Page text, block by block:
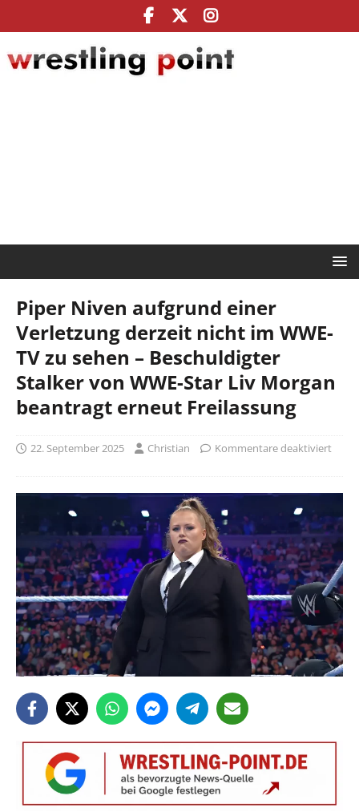
Piper Niven aufgrund einer
Verletzung derzeit nicht im WWE-
TV zu sehen – Beschuldigter
Stalker von WWE-Star Liv Morgan
beantragt erneut Freilassung
22. September 2025 Christian Kommentare deaktiviert